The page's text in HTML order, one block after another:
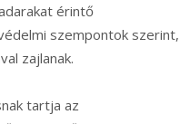
érintő
szempontok szerint,
zajlanak.
tartja az